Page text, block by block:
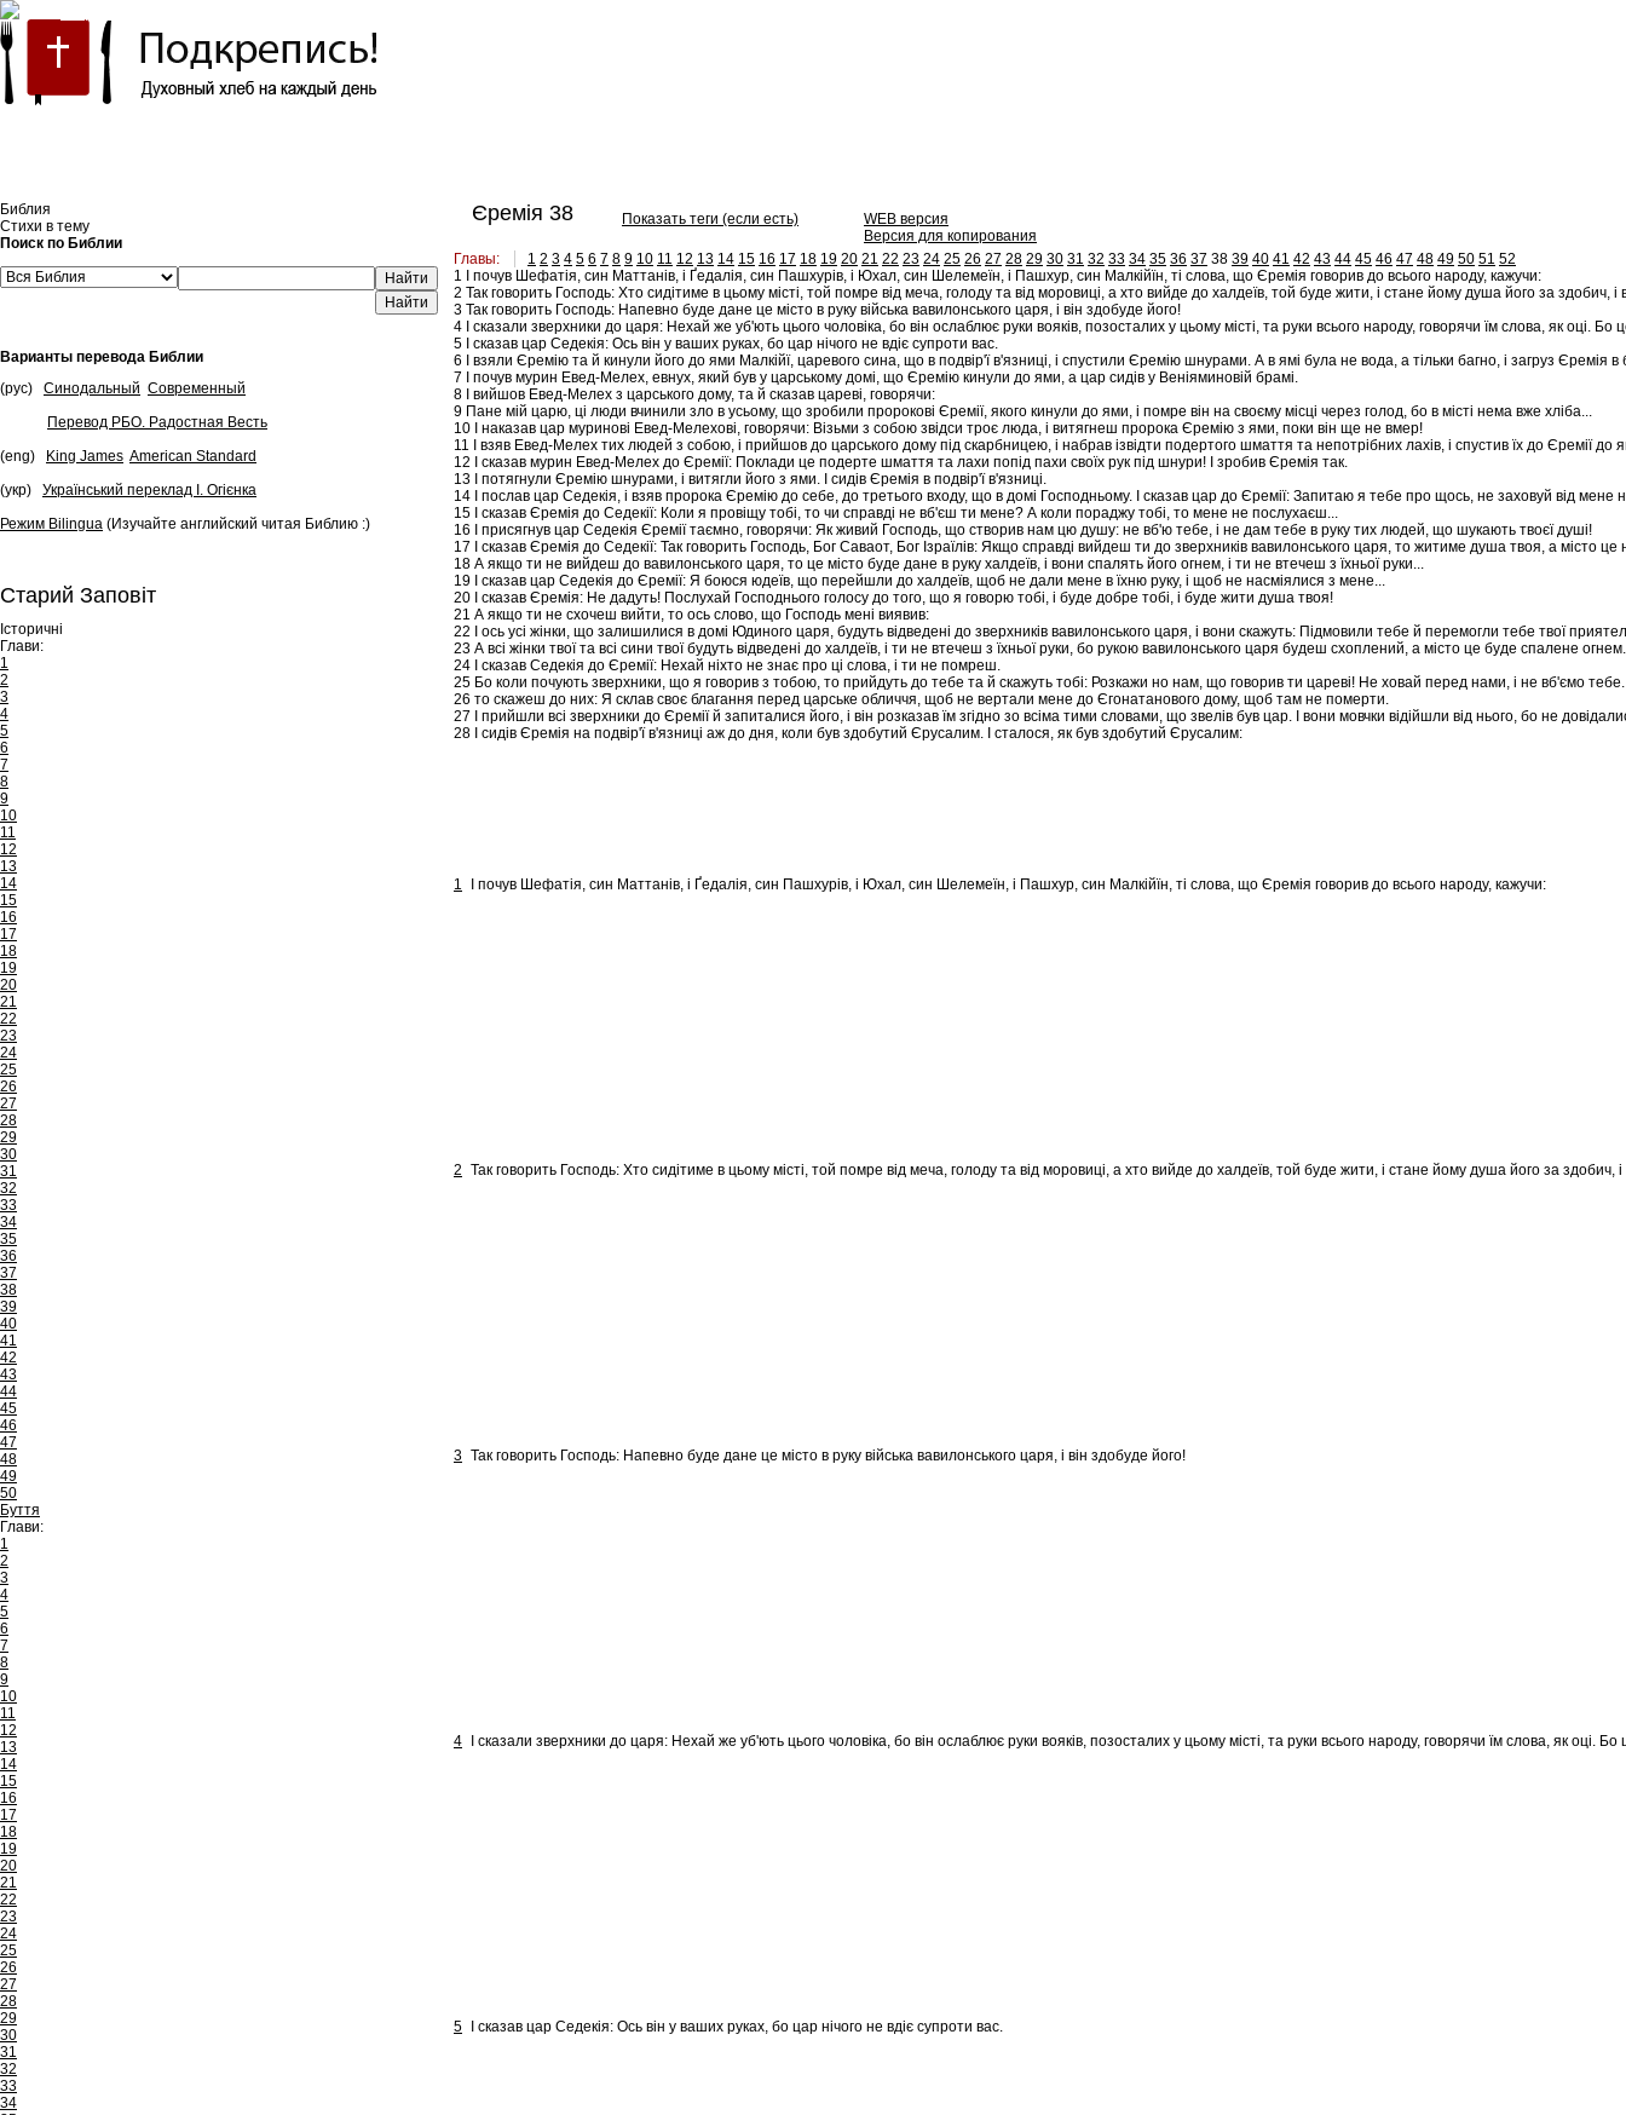
Библия
Стихи в тему
Поиск по Библии
Найти
Варианты перевода Библии
(рус)
Синодальный Современный
Перевод РБО. Радостная Весть
(eng)
King James American Standard
(укр)
Український переклад І. Огієнка
Режим Bilingua (Изучайте английский читая Библию :)
Старий Заповіт
Історичні
Глави:
1
2
3
4
5
6
7
8
9
10
11
12
13
14
15
16
17
18
19
20
21
22
23
24
25
26
27
28
29
30
31
32
33
34
35
36
37
38
39
40
41
42
43
44
45
46
47
48
49
50
Буття
Глави:
1
2
3
4
5
6
7
8
9
10
11
12
13
14
15
16
17
18
19
20
21
22
23
24
25
26
27
28
29
30
31
32
33
34
Єремія 38 Показать теги (если есть)
WEB версия
Версия для копирования
Главы:
1 2 3 4 5 6 7 8 9 10 11 12 13 14 15 16 17 18 19 20 21 22 23 24 25 26 27 28 29 30 31 32 33 34 35 36 37 38 39 40 41 42 43 44 45 46 47 48 49 50 51 52
1 І почув Шефатія, син Маттанів, і Ґедалія, син Пашхурів, і Юхал, син Шелемеїн, і Пашхур, син Малкійїн, ті слова, що Єремія говорив до всього народу, кажучи:
2 Так говорить Господь: Хто сидітиме в цьому місті, той помре від меча, голоду та від моровиці, а хто вийде до халдеїв, той буде жити, і стане йому душа його за здобич, і
3 Так говорить Господь: Напевно буде дане це місто в руку війська вавилонського царя, і він здобуде його!
4 І сказали зверхники до царя: Нехай же уб'ють цього чоловіка, бо він ослаблює руки вояків, позосталих у цьому місті, та руки всього народу, говорячи їм слова, як оці.
5 І сказав цар Седекія: Ось він у ваших руках, бо цар нічого не вдіє супроти вас.
6 І взяли Єремію та й кинули його до ями Малкійї, царевого сина, що в подвір'ї в'язниці, і спустили Єремію шнурами. А в ямі була не вода, а тільки багно, і загруз Єремія в
7 І почув мурин Евед-Мелех, евнух, який був у царському домі, що Єремію кинули до ями, а цар сидів у Веніяминовій брамі.
8 І вийшов Евед-Мелех з царського дому, та й сказав цареві, говорячи:
9 Пане мій царю, ці люди вчинили зло в усьому, що зробили пророкові Єремії, якого кинули до ями, і помре він на своєму місці через голод, бо в місті нема вже хліба...
10 І наказав цар муринові Евед-Мелехові, говорячи: Візьми з собою звідси троє люда, і витягнеш пророка Єремію з ями, поки він ще не вмер!
11 І взяв Евед-Мелех тих людей з собою, і прийшов до царського дому під скарбницею, і набрав ізвідти подертого шмаття та непотрібних лахів, і спустив їх до Єремії
12 І сказав мурин Евед-Мелех до Єремії: Поклади це подерте шмаття та лахи попід пахи своїх рук під шнури! І зробив Єремія так.
13 І потягнули Єремію шнурами, і витягли його з ями. І сидів Єремія в подвір'ї в'язниці.
14 І послав цар Седекія, і взяв пророка Єремію до себе, до третього входу, що в домі Господньому. І сказав цар до Єремії: Запитаю я тебе про щось, не заховуй від мене
15 І сказав Єремія до Седекії: Коли я провіщу тобі, то чи справді не вб'єш ти мене? А коли пораджу тобі, то мене не послухаєш...
16 І присягнув цар Седекія Єремії таємно, говорячи: Як живий Господь, що створив нам цю душу: не вб'ю тебе, і не дам тебе в руку тих людей, що шукають твоєї душі!
17 І сказав Єремія до Седекії: Так говорить Господь, Бог Саваот, Бог Ізраїлів: Якщо справді вийдеш ти до зверхників вавилонського царя, то житиме душа твоя, а місто
18 А якщо ти не вийдеш до вавилонського царя, то це місто буде дане в руку халдеїв, і вони спалять його огнем, і ти не втечеш з їхньої руки...
19 І сказав цар Седекія до Єремії: Я боюся юдеїв, що перейшли до халдеїв, щоб не дали мене в їхню руку, і щоб не насміялися з мене...
20 І сказав Єремія: Не дадуть! Послухай Господнього голосу до того, що я говорю тобі, і буде добре тобі, і буде жити душа твоя!
21 А якщо ти не схочеш вийти, то ось слово, що Господь мені виявив:
22 І ось усі жінки, що залишилися в домі Юдиного царя, будуть відведені до зверхників вавилонського царя, і вони скажуть: Підмовили тебе й перемогли тебе твої
23 А всі жінки твої та всі сини твої будуть відведені до халдеїв, і ти не втечеш з їхньої руки, бо рукою вавилонського царя будеш схоплений, а місто це буде спалене
24 І сказав Седекія до Єремії: Нехай ніхто не знає про ці слова, і ти не помреш.
25 Бо коли почують зверхники, що я говорив з тобою, то прийдуть до тебе та й скажуть тобі: Розкажи но нам, що говорив ти цареві! Не ховай перед нами, і не вб'ємо
26 то скажеш до них: Я склав своє благання перед царське обличчя, щоб не вертали мене до Єгонатанового дому, щоб там не померти.
27 І прийшли всі зверхники до Єремії й запиталися його, і він розказав їм згідно зо всіма тими словами, що звелів був цар. І вони мовчки відійшли від нього, бо не
28 І сидів Єремія на подвір'ї в'язниці аж до дня, коли був здобутий Єрусалим. І сталося, як був здобутий Єрусалим:
1 І почув Шефатія, син Маттанів, і Ґедалія, син Пашхурів, і Юхал, син Шелемеїн, і Пашхур, син Малкійїн, ті слова, що Єремія говорив до всього народу, кажучи:
2 Так говорить Господь: Хто сидітиме в цьому місті, той помре від меча, голоду та від моровиці, а хто вийде до халдеїв, той буде жити, і стане йому душа його за здобич,
3 Так говорить Господь: Напевно буде дане це місто в руку війська вавилонського царя, і він здобуде його!
4 І сказали зверхники до царя: Нехай же уб'ють цього чоловіка, бо він ослаблює руки вояків, позосталих у цьому місті, та руки всього народу, говорячи їм слова, як оці.
5 І сказав цар Седекія: Ось він у ваших руках, бо цар нічого не вдіє супроти вас.